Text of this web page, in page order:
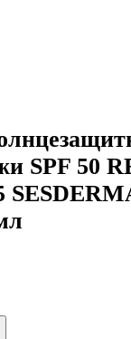
SPF 50